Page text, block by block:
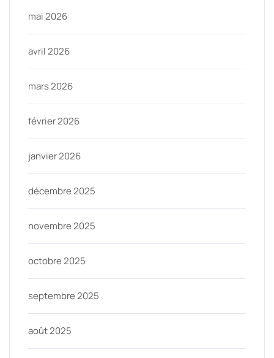
mai 2026
avril 2026
mars 2026
février 2026
janvier 2026
décembre 2025
novembre 2025
octobre 2025
septembre 2025
août 2025